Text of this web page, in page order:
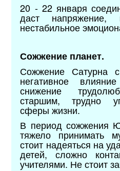
20 - 22 января
даст напряжение,
нестабильное
Сожжение планет.
Сожжение Сатурна
негативное
снижение
старшим, трудно
сферы жизни.
В период сожжения
тяжело принимать
стоит надеяться на
детей, сложно
учителями. Не стоит